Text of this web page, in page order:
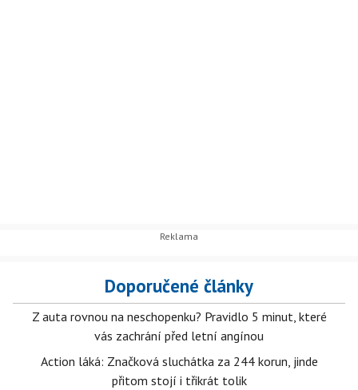
Doporučené články
Z auta rovnou na neschopenku? Pravidlo 5 minut, které
vás zachrání před letní angínou
Action láká: Značková sluchátka za 244 korun, jinde
přitom stojí i třikrát tolik